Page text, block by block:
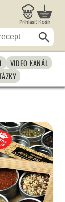
Prihlásiť Košík
VIDEO KANÁL